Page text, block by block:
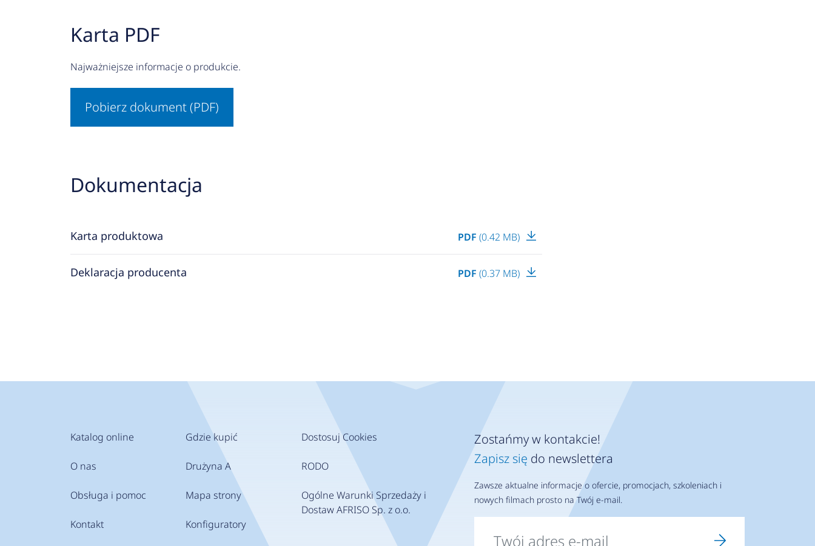
Karta PDF
Najważniejsze informacje o produkcie.
Pobierz dokument (PDF)
Dokumentacja
Karta produktowa PDF (0.42 MB)
Deklaracja producenta PDF (0.37 MB)
Katalog online
O nas
Obsługa i pomoc
Kontakt
Gdzie kupić
Drużyna A
Mapa strony
Konfiguratory
Dostosuj Cookies
RODO
Ogólne Warunki Sprzedaży i
Dostaw AFRISO Sp. z o.o.
Zostańmy w kontakcie!
Zapisz się do newslettera
Zawsze aktualne informacje o ofercie, promocjach, szkoleniach i
nowych filmach prosto na Twój e-mail.